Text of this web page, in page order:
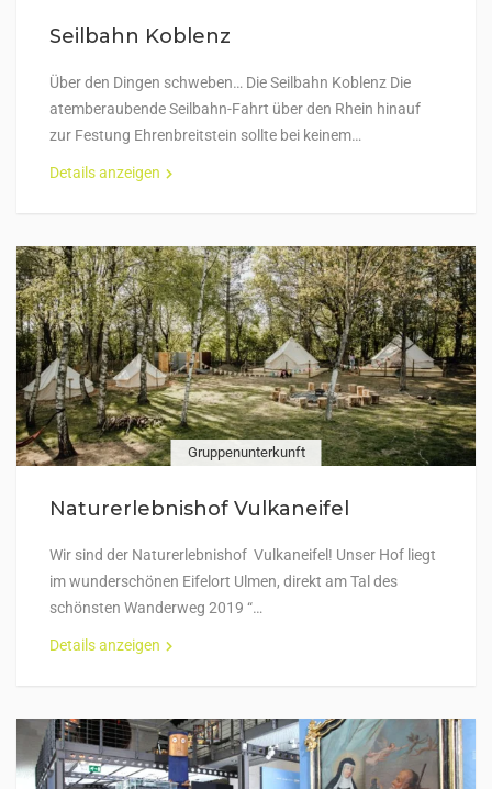
Seilbahn Koblenz
Über den Dingen schweben… Die Seilbahn Koblenz Die
atemberaubende Seilbahn-Fahrt über den Rhein hinauf
zur Festung Ehrenbreitstein sollte bei keinem…
Details anzeigen
Gruppenunterkunft
Naturerlebnishof Vulkaneifel
Wir sind der Naturerlebnishof Vulkaneifel! Unser Hof liegt
im wunderschönen Eifelort Ulmen, direkt am Tal des
schönsten Wanderweg 2019 “…
Details anzeigen